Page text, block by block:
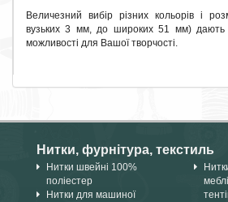
Величезний вибір різних кольорів і
вузьких 3 мм, до широких 51 мм) дають
можливості для Вашої творчості.
Нитки, фурнітура, текстиль
Нитки швейні 100%
поліестер
Нитки для машиної